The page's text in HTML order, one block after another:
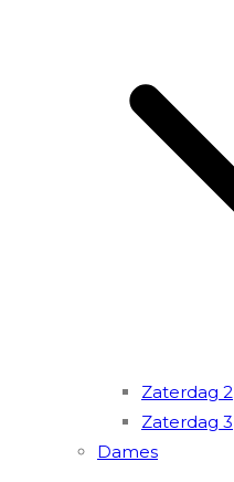
Zaterdag 2
Zaterdag 3
Dames